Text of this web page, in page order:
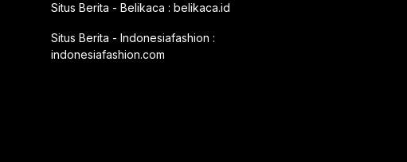
Situs Berita - Belikaca : belikaca.id
Situs Berita - Indonesiafashion :
indonesiafashion.com